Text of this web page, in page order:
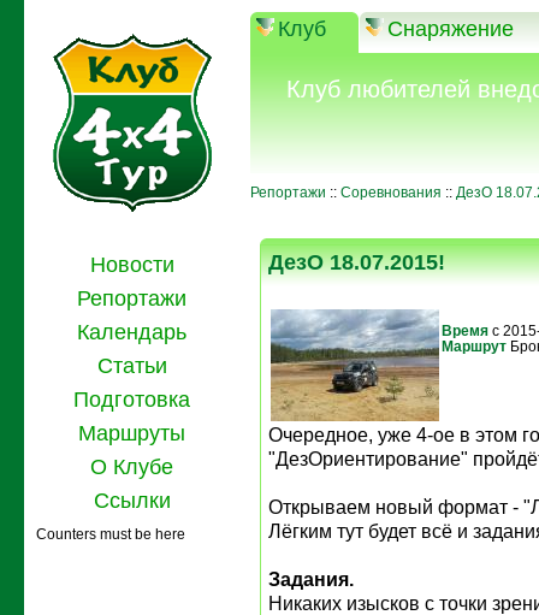
Клуб Снаряжение
Клуб любителей
Репортажи :: Соревнования :: ДезО
Новости
Репортажи
Календарь
Статьи
Подготовка
Маршруты
О Клубе
Ссылки
Counters must be here
ДезО 18.07.2015!
Время с
Маршрут
Очередное, уже 4-ое в этом
"ДезОриентирование"
Открываем новый формат -
Лёгким тут будет всё и
Задания.
Никаких изысков с точки